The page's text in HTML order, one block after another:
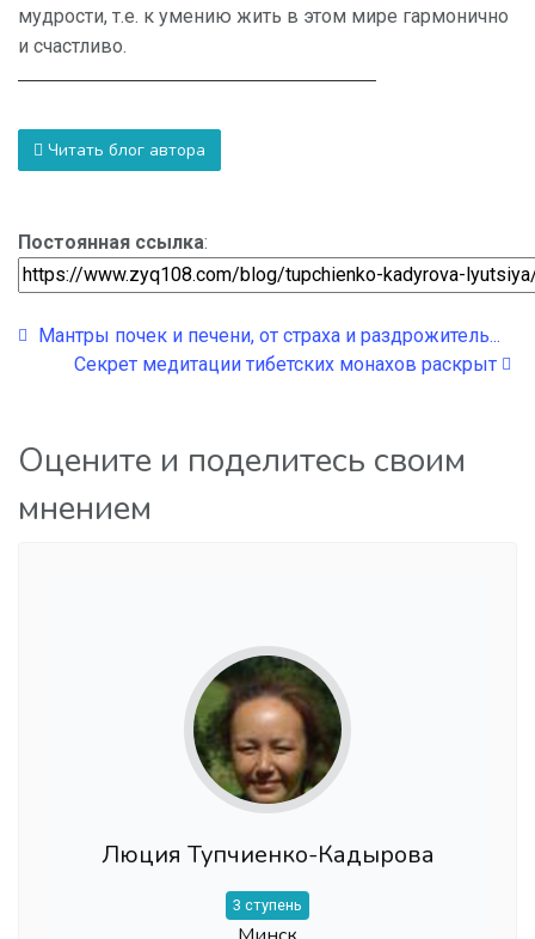
мудрости, т.е. к умению жить в этом мире гармонично
и счастливо.
Читать блог автора
Постоянная ссылка:
Мантры почек и печени, от страха и раздрожитель...
Секрет медитации тибетских монахов раскрыт
Оцените и поделитесь своим
мнением
Люция Тупчиенко-Кадырова
3 ступень